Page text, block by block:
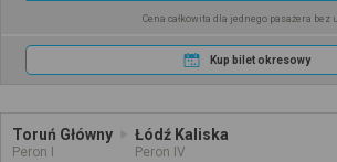
Cena całkowita dla jednego pasażera bez
Kup bilet okresowy
Toruń Główny
Peron I
Łódź Kaliska
Peron IV